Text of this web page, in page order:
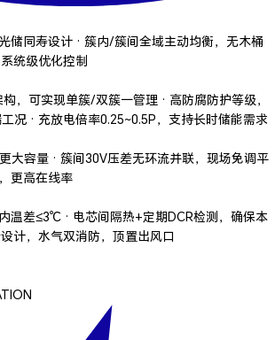
储同寿设计 · 簇内/簇间全域主动均衡，无木桶
统级优化控制
，可实现单簇/双簇一管理 · 高防腐防护等级，
况 · 充放电倍率0.25~0.5P，支持长时储能需求
大容量 · 簇间30V压差无环流并联，现场免调平
更高在线率
温差≤3℃ · 电芯间隔热+定期DCR检测，确保本
计，水气双消防，顶置出风口